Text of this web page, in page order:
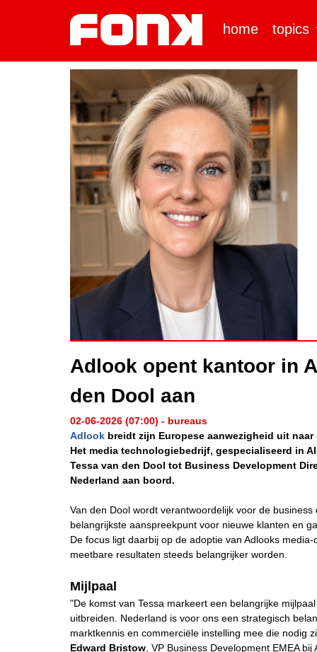
home topics
Adlook opent kantoor in
den Dool aan
02-06-2026 (07:00) - bureaus
Adlook breidt zijn Europese aanwezigheid uit
Het media technologiebedrijf, gespecialiseerd in
Tessa van den Dool tot Business Development
Nederland aan boord.
Van den Dool wordt verantwoordelijk voor de
belangrijkste aanspreekpunt voor nieuwe klanten en
De focus ligt daarbij op de adoptie van Adlooks
meetbare resultaten steeds belangrijker worden.
Mijlpaal
"De komst van Tessa markeert een belangrijke
uitbreiden. Nederland is voor ons een strategisch
marktkennis en commerciële instelling mee die nodig
Edward Bristow , VP Business Development EMEA bij